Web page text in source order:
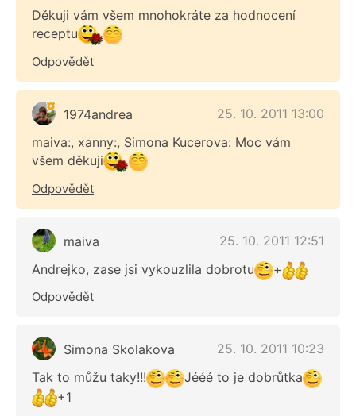
Děkuji vám všem mnohokráte za hodnocení
receptu
Odpovědět
1974andrea
25. 10. 2011 13:00
maiva:, xanny:, Simona Kucerova: Moc vám
všem děkuji
Odpovědět
maiva
25. 10. 2011 12:51
Andrejko, zase jsi vykouzlila dobrotu
+
Odpovědět
Simona Skolakova
25. 10. 2011 10:23
Tak to můžu taky!!!
Jééé to je dobrůtka
+1